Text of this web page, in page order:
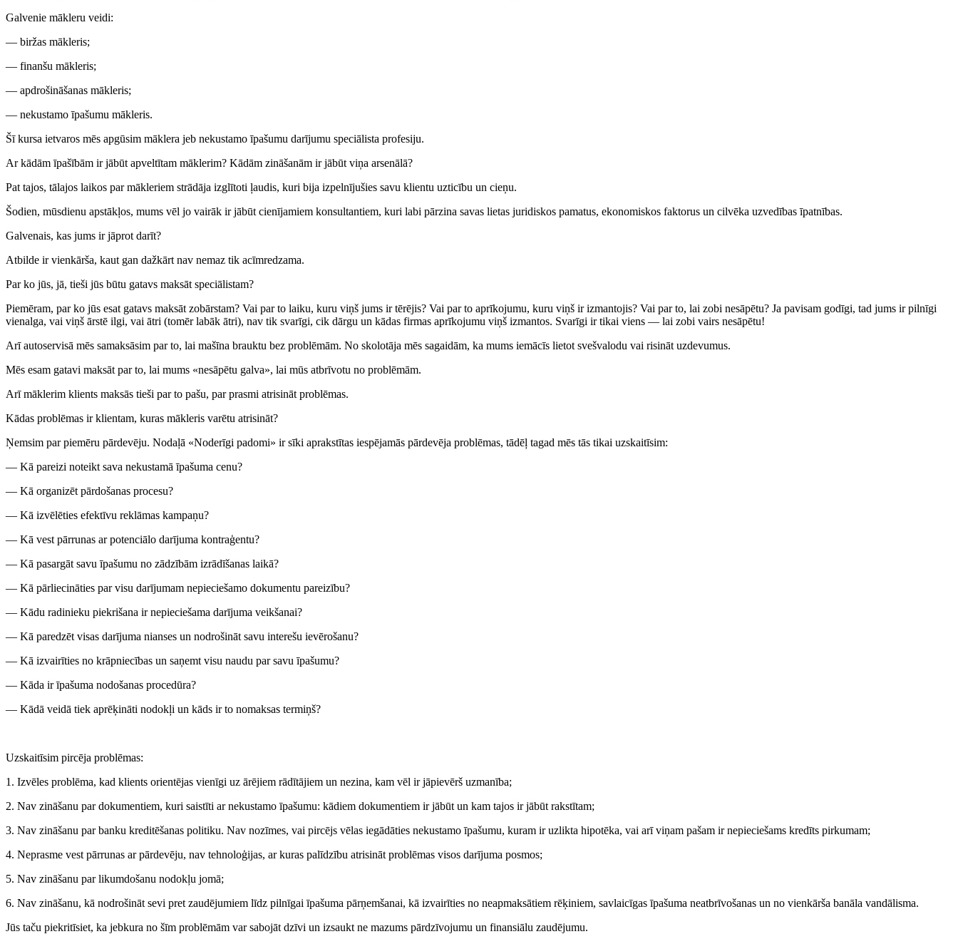
Galvenie mākleru veidi:
— biržas mākleris;
— finanšu mākleris;
— apdrošināšanas mākleris;
— nekustamo īpašumu mākleris.
Šī kursa ietvaros mēs apgūsim māklera jeb nekustamo īpašumu darījumu speciālista profesiju.
Ar kādām īpašībām ir jābūt apveltītam māklerim? Kādām zināšanām ir jābūt viņa arsenālā?
Pat tajos, tālajos laikos par mākleriem strādāja izglītoti ļaudis, kuri bija izpelnījušies savu klientu uzticību un cieņu.
Šodien, mūsdienu apstākļos, mums vēl jo vairāk ir jābūt cienījamiem konsultantiem, kuri labi pārzina savas lietas juridiskos pamatus, ekonomiskos faktorus un cilvēka uzvedības īpatnības.
Galvenais, kas jums ir jāprot darīt?
Atbilde ir vienkārša, kaut gan dažkārt nav nemaz tik acīmredzama.
Par ko jūs, jā, tieši jūs būtu gatavs maksāt speciālistam?
Piemēram, par ko jūs esat gatavs maksāt zobārstam? Vai par to laiku, kuru viņš jums ir tērējis? Vai par to aprīkojumu, kuru viņš ir izmantojis? Vai par to, lai zobi nesāpētu? Ja pavisam godīgi, tad jums ir pilnīgi
vienalga, vai viņš ārstē ilgi, vai ātri (tomēr labāk ātri), nav tik svarīgi, cik dārgu un kādas firmas aprīkojumu viņš izmantos. Svarīgi ir tikai viens — lai zobi vairs nesāpētu!
Arī autoservisā mēs samaksāsim par to, lai mašīna brauktu bez problēmām. No skolotāja mēs sagaidām, ka mums iemācīs lietot svešvalodu vai risināt uzdevumus.
Mēs esam gatavi maksāt par to, lai mums «nesāpētu galva», lai mūs atbrīvotu no problēmām.
Arī māklerim klients maksās tieši par to pašu, par prasmi atrisināt problēmas.
Kādas problēmas ir klientam, kuras mākleris varētu atrisināt?
Ņemsim par piemēru pārdevēju. Nodaļā «Noderīgi padomi» ir sīki aprakstītas iespējamās pārdevēja problēmas, tādēļ tagad mēs tās tikai uzskaitīsim:
— Kā pareizi noteikt sava nekustamā īpašuma cenu?
— Kā organizēt pārdošanas procesu?
— Kā izvēlēties efektīvu reklāmas kampaņu?
— Kā vest pārrunas ar potenciālo darījuma kontraģentu?
— Kā pasargāt savu īpašumu no zādzībām izrādīšanas laikā?
— Kā pārliecināties par visu darījumam nepieciešamo dokumentu pareizību?
— Kādu radinieku piekrišana ir nepieciešama darījuma veikšanai?
— Kā paredzēt visas darījuma nianses un nodrošināt savu interešu ievērošanu?
— Kā izvairīties no krāpniecības un saņemt visu naudu par savu īpašumu?
— Kāda ir īpašuma nodošanas procedūra?
— Kādā veidā tiek aprēķināti nodokļi un kāds ir to nomaksas termiņš?
Uzskaitīsim pircēja problēmas:
1. Izvēles problēma, kad klients orientējas vienīgi uz ārējiem rādītājiem un nezina, kam vēl ir jāpievērš uzmanība;
2. Nav zināšanu par dokumentiem, kuri saistīti ar nekustamo īpašumu: kādiem dokumentiem ir jābūt un kam tajos ir jābūt rakstītam;
3. Nav zināšanu par banku kreditēšanas politiku. Nav nozīmes, vai pircējs vēlas iegādāties nekustamo īpašumu, kuram ir uzlikta hipotēka, vai arī viņam pašam ir nepieciešams kredīts pirkumam;
4. Neprasme vest pārrunas ar pārdevēju, nav tehnoloģijas, ar kuras palīdzību atrisināt problēmas visos darījuma posmos;
5. Nav zināšanu par likumdošanu nodokļu jomā;
6. Nav zināšanu, kā nodrošināt sevi pret zaudējumiem līdz pilnīgai īpašuma pārņemšanai, kā izvairīties no neapmaksātiem rēķiniem, savlaicīgas īpašuma neatbrīvošanas un no vienkārša banāla vandālisma.
Jūs taču piekritīsiet, ka jebkura no šīm problēmām var sabojāt dzīvi un izsaukt ne mazums pārdzīvojumu un finansiālu zaudējumu.